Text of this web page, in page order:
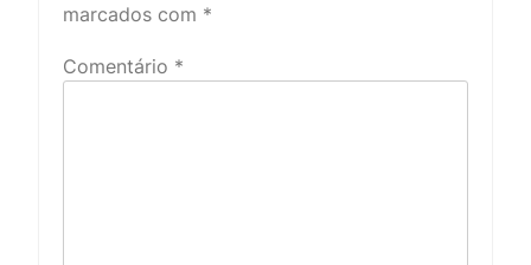
marcados com *
Comentário *